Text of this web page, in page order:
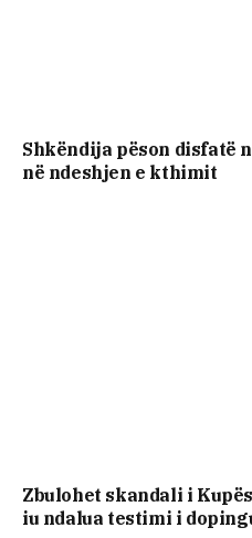
Shkëndija pëson disfatë
në ndeshjen e kthimit
Zbulohet skandali i
iu ndalua testimi i